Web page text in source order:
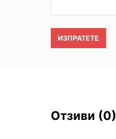
ИЗПРАТЕТЕ
Отзиви (0)